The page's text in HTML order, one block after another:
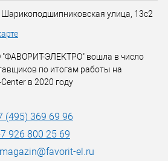
улица, 13с2
"ФАВОРИТ-ЭЛЕКТРО" вошла в число
по итогам работы на
в 2020 году
(495) 369 69 96
926 800 25 69
magazin@favorit-el.ru